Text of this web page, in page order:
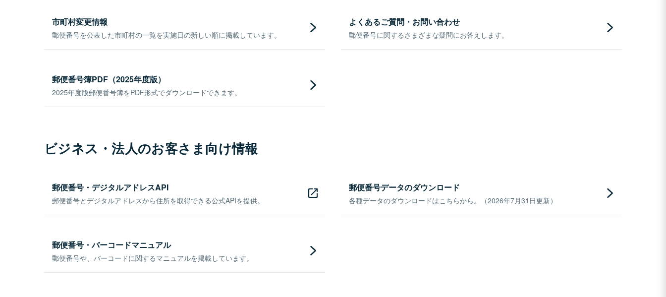
市町村変更情報
郵便番号を公表した市町村の一覧を実施日の新しい順に掲載しています。
よくあるご質問・お問い合わせ
郵便番号に関するさまざまな疑問にお答えします。
郵便番号簿PDF（2025年度版）
2025年度版郵便番号簿をPDF形式でダウンロードできます。
ビジネス・法人のお客さま向け情報
郵便番号・デジタルアドレスAPI
郵便番号とデジタルアドレスから住所を取得できる公式APIを提供。
郵便番号データのダウンロード
各種データのダウンロードはこちらから。（2026年7月31日更新）
郵便番号・バーコードマニュアル
郵便番号や、バーコードに関するマニュアルを掲載しています。